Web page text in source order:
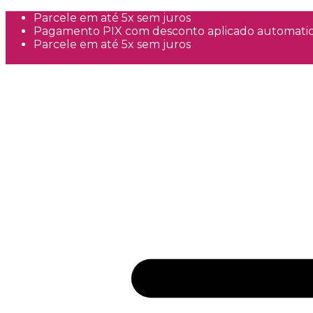
Parcele em até 5x sem juros
Pagamento PIX com desconto aplicado
Parcele em até 5x sem juros